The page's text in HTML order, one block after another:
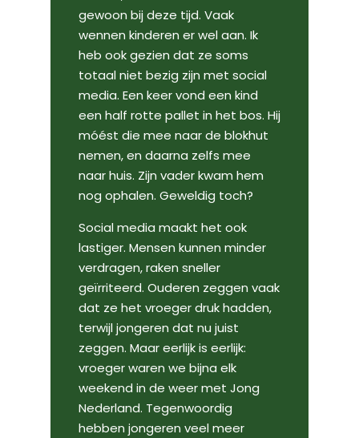
gewoon bij deze tijd. Vaak
wennen kinderen er wel aan. Ik
heb ook gezien dat ze soms
totaal niet bezig zijn met social
media. Een keer vond een kind
een half rotte pallet in het bos. Hij
móést die mee naar de blokhut
nemen, en daarna zelfs mee
naar huis. Zijn vader kwam hem
nog ophalen. Geweldig toch?
Social media maakt het ook
lastiger. Mensen kunnen minder
verdragen, raken sneller
geïrriteerd. Ouderen zeggen vaak
dat ze het vroeger druk hadden,
terwijl jongeren dat nu juist
zeggen. Maar eerlijk is eerlijk:
vroeger waren we bijna elk
weekend in de weer met Jong
Nederland. Tegenwoordig
hebben jongeren veel meer